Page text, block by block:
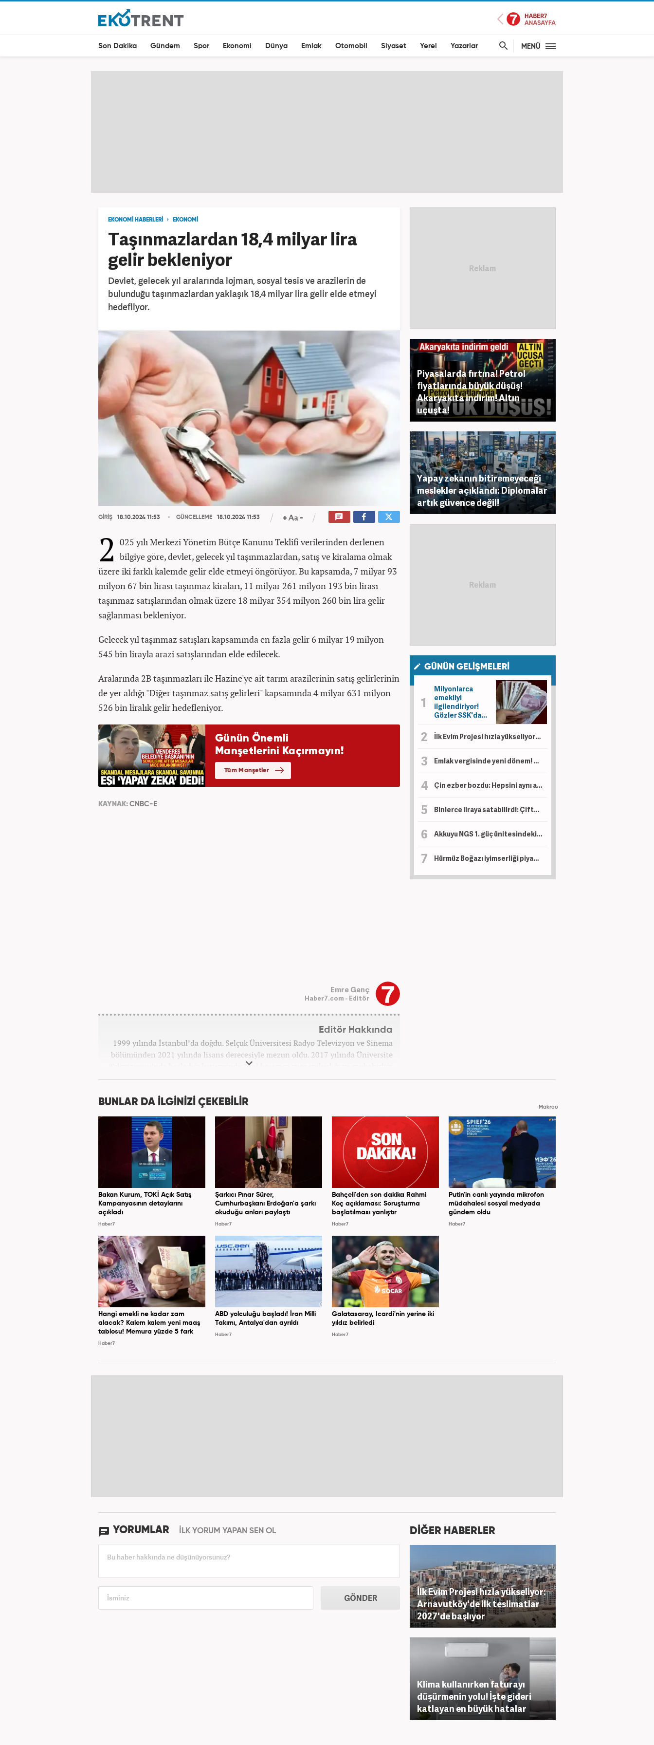
Son Dakika Gündem Spor Ekonomi Dünya Emlak Otomobil Siyaset Yerel Yazarlar MENÜ
EKONOMİ HABERLERİ EKONOMİ
Taşınmazlardan 18,4 milyar lira
gelir bekleniyor
Devlet, gelecek yıl aralarında lojman, sosyal tesis ve arazilerin de
bulunduğu taşınmazlardan yaklaşık 18,4 milyar lira gelir elde etmeyi
hedefliyor.
GİRİŞ 18.10.2024 11:53 GÜNCELLEME 18.10.2024 11:53
2 025 yılı Merkezi Yönetim Bütçe Kanunu Teklifi verilerinden derlenen
bilgiye göre, devlet, gelecek yıl taşınmazlardan, satış ve kiralama olmak
üzere iki farklı kalemde gelir elde etmeyi öngörüyor. Bu kapsamda, 7 milyar 93
milyon 67 bin lirası taşınmaz kiraları, 11 milyar 261 milyon 193 bin lirası
taşınmaz satışlarından olmak üzere 18 milyar 354 milyon 260 bin lira gelir
sağlanması bekleniyor.
Gelecek yıl taşınmaz satışları kapsamında en fazla gelir 6 milyar 19 milyon
545 bin lirayla arazi satışlarından elde edilecek.
Aralarında 2B taşınmazları ile Hazine'ye ait tarım arazilerinin satış gelirlerinin
de yer aldığı "Diğer taşınmaz satış gelirleri" kapsamında 4 milyar 631 milyon
526 bin liralık gelir hedefleniyor.
KAYNAK: CNBC-E
Emre Genç
Haber7.com - Editör
Editör Hakkında
1999 yılında İstanbul’da doğdu. Selçuk Üniversitesi Radyo Televizyon ve Sinema
bölümünden 2021 yılında lisans derecesiyle mezun oldu. 2017 yılında Üniversite
Televizyonu’nda başladığı kariyerinde 3 yıl boyunca spor spikerliği ve muhabirliği
görevlerinde bulundu. Daha sonra 2020 yılında özel bir haber kanalında haber ve
bulundu. 2024 Mayıs ayından itibaren Kanal 7 Medya Grubu’na bağlı
Piyasalarda fırtına! Petrol
fiyatlarında büyük düşüş!
Akaryakıta indirim! Altın
uçuşta!
Yapay zekanın bitiremeyeceği
meslekler açıklandı: Diplomalar
artık güvence değil!
GÜNÜN GELİŞMELERİ
Milyonlarca
emekliyi
ilgilendiriyor!
Gözler SSK'da...
İlk Evim Projesi hızla yükseliyor: Arnavutköy'de ilk teslimatlar 2027'de başlıyor
Emlak vergisinde yeni dönem! Ev sahipleri dikkat
Çin ezber bozdu: Hepsini aynı anda tespit edecek!
Binlerce liraya satabilirdi: Çiftçi ürünlerini ücretsiz dağıttı!
Akkuyu NGS 1. güç ünitesindeki türbin tesisi bir sonraki devreye alma aşamasına hazır
Hürmüz Boğazı iyimserliği piyasayı hareketlendirdi! Zirvenin %50 altında seyir sürüyor
BUNLAR DA İLGİNİZİ ÇEKEBİLİR Makroo
Bakan Kurum, TOKİ Açık Satış
Kampanyasının detaylarını
açıkladı
Haber7
Şarkıcı Pınar Sürer,
Cumhurbaşkanı Erdoğan'a şarkı
okuduğu anları paylaştı
Haber7
Bahçeli'den son dakika Rahmi
Koç açıklaması: Soruşturma
başlatılması yanlıştır
Haber7
Putin'in canlı yayında mikrofon
müdahalesi sosyal medyada
gündem oldu
Haber7
Hangi emekli ne kadar zam
alacak? Kalem kalem yeni maaş
tablosu! Memura yüzde 5 fark
Haber7
ABD yolculuğu başladı! İran Milli
Takımı, Antalya'dan ayrıldı
Haber7
Galatasaray, Icardi'nin yerine iki
yıldız belirledi
Haber7
YORUMLAR İLK YORUM YAPAN SEN OL
GÖNDER
DİĞER HABERLER
İlk Evim Projesi hızla yükseliyor:
Arnavutköy'de ilk teslimatlar
2027'de başlıyor
Klima kullanırken faturayı
düşürmenin yolu! İşte gideri
katlayan en büyük hatalar